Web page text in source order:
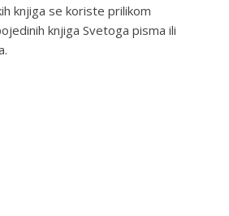
knjiga se koriste prilikom
knjiga Svetoga pisma ili